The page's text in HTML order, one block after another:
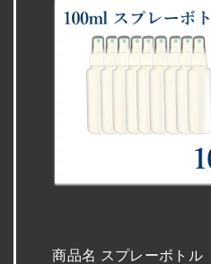
商品名 スプレーボトル